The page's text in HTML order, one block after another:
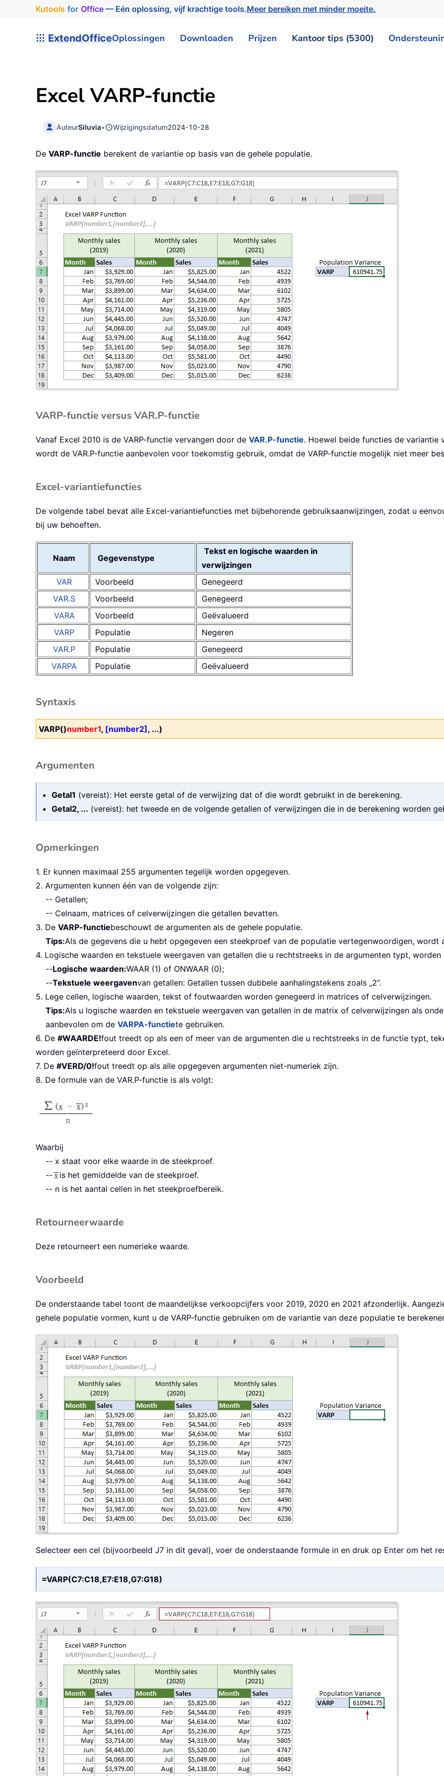
Kutools for Office— Eén oplossing, vijf krachtige tools.Meer bereiken met minder moeite.
ExtendOfficeOplossingen Downloaden Prijzen Kantoor tips (5300)
Excel VARP-functie
AuteurSiluvia• Wijzigingsdatum2024-10-28
De VARP-functie berekent de variantie op basis van de gehele populatie.
VARP-functie versus VAR.P-functie
Vanaf Excel 2010 is de VARP-functie vervangen door de VAR.P-functie. Hoewel beide functies de variantie
wordt de VAR.P-functie aanbevolen voor toekomstig gebruik, omdat de VARP-functie mogelijk niet meer
Excel-variantiefuncties
De volgende tabel bevat alle Excel-variantiefuncties met bijbehorende gebruiksaanwijzingen, zodat u
bij uw behoeften.
Naam Gegevenstype
Tekst en logische waarden in
verwijzingen
VAR
Voorbeeld
Genegeerd
VAR.S
Voorbeeld
Genegeerd
VARA
Voorbeeld
Geëvalueerd
VARP
Populatie
Negeren
VAR.P
Populatie
Genegeerd
VARPA
Populatie Geëvalueerd
Syntaxis
VARP()number1, [number2] , ...)
Argumenten
Getal1 (vereist): Het eerste getal of de verwijzing dat of die wordt gebruikt in de berekening.
Getal2, ... (vereist): het tweede en de volgende getallen of verwijzingen die in de berekening worden
Opmerkingen
1. Er kunnen maximaal 255 argumenten tegelijk worden opgegeven.
2. Argumenten kunnen één van de volgende zijn:
-- Getallen;
-- Celnaam, matrices of celverwijzingen die getallen bevatten.
3. De VARP-functiebeschouwt de argumenten als de gehele populatie.
Tips:Als de gegevens die u hebt opgegeven een steekproef van de populatie vertegenwoordigen, wordt
4. Logische waarden en tekstuele weergaven van getallen die u rechtstreeks in de argumenten typt,
--Logische waarden:WAAR (1) of ONWAAR (0);
--Tekstuele weergavenvan getallen: Getallen tussen dubbele aanhalingstekens zoals „2”.
5. Lege cellen, logische waarden, tekst of foutwaarden worden genegeerd in matrices of celverwijzingen.
Tips:Als u logische waarden en tekstuele weergaven van getallen in de matrix of celverwijzingen als
aanbevolen om de VARPA-functiete gebruiken.
6. De #WAARDE!fout treedt op als een of meer van de argumenten die u rechtstreeks in de functie typt,
worden geïnterpreteerd door Excel.
7. De #VERD/0!fout treedt op als alle opgegeven argumenten niet-numeriek zijn.
8. De formule van de VAR.P-functie is als volgt:
Waarbij
-- x staat voor elke waarde in de steekproef.
--
is het gemiddelde van de steekproef.
-- n is het aantal cellen in het steekproefbereik.
Retourneerwaarde
Deze retourneert een numerieke waarde.
Voorbeeld
De onderstaande tabel toont de maandelijkse verkoopcijfers voor 2019, 2020 en 2021 afzonderlijk.
gehele populatie vormen, kunt u de VARP-functie gebruiken om de variantie van deze populatie te
Selecteer een cel (bijvoorbeeld J7 in dit geval), voer de onderstaande formule in en druk op Enter om het
=VARP(C7:C18,E7:E18,G7:G18)